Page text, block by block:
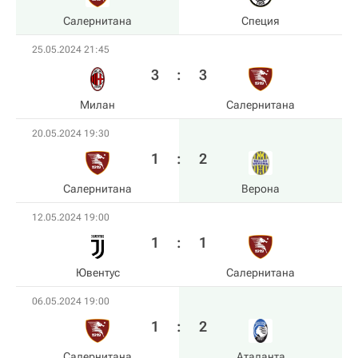
Салернитана Специя
25.05.2024 21:45
Милан
3 : 3
Салернитана
20.05.2024 19:30
Салернитана
1 : 2
Верона
12.05.2024 19:00
Ювентус
1 : 1
Салернитана
06.05.2024 19:00
1 : 2